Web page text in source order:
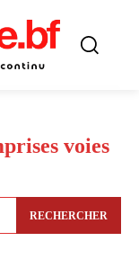
voies
RECHERCHER